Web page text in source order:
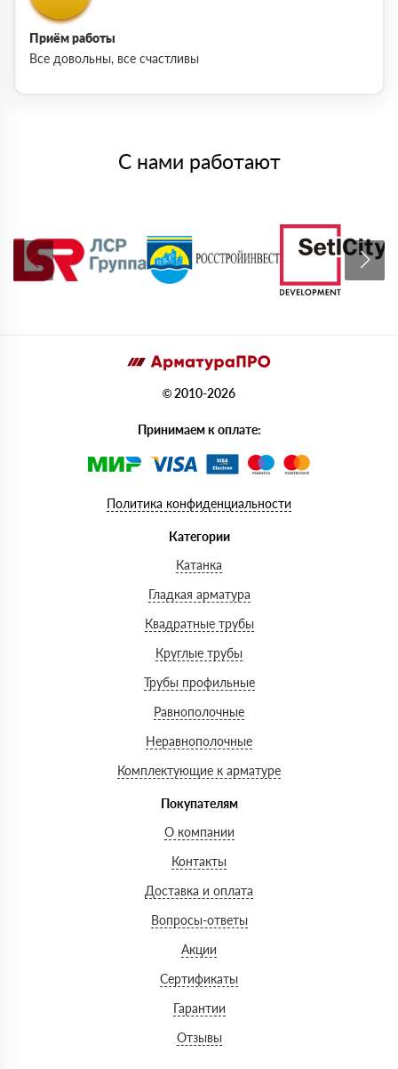
Приём работы
Все довольны, все счастливы
С нами работают
© 2010-2026
Принимаем к оплате:
Политика конфиденциальности
Категории
Катанка
Гладкая арматура
Квадратные трубы
Круглые трубы
Трубы профильные
Равнополочные
Неравнополочные
Комплектующие к арматуре
Покупателям
О компании
Контакты
Доставка и оплата
Вопросы-ответы
Акции
Сертификаты
Гарантии
Отзывы